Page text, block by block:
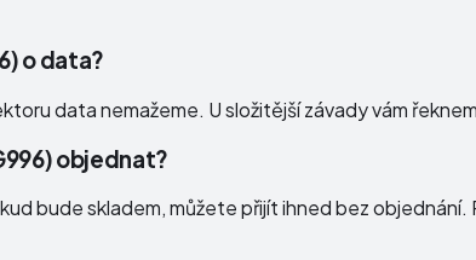
o data?
data nemažeme. U složitější závady vám
objednat?
bude skladem, můžete přijít ihned bez